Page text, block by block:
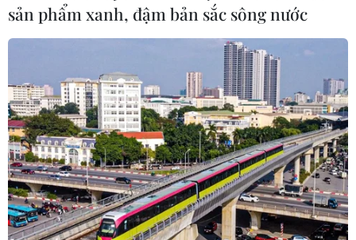
Quân cảnh Nga được triển khai tới khu
vực Đông Qalamoun của Syria
28/04/2018 08:28
Quân cảnh Nga đã được triển khai tới khu vực Đông
Qalamoun, bên ngoài thủ đô Damascus của Syria, để
sản phẩm xanh, đậm bản sắc sông nước